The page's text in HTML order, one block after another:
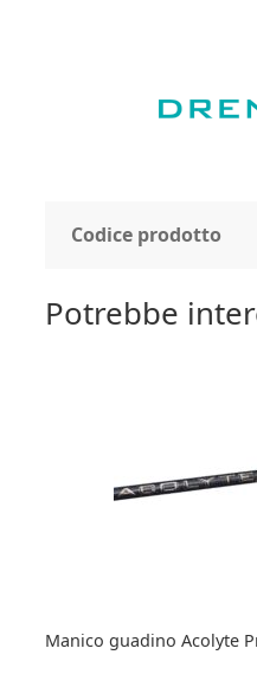
Codice prodotto
Potrebbe
Manico guadino Acolyte